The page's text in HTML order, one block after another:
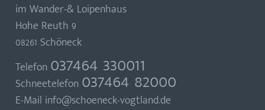
im Wander-& Loipenhaus
Hohe Reuth 9
08261 Schöneck
Telefon 037464 330011
Schneetelefon 037464 82000
E-Mail info@schoeneck-vogtland.de